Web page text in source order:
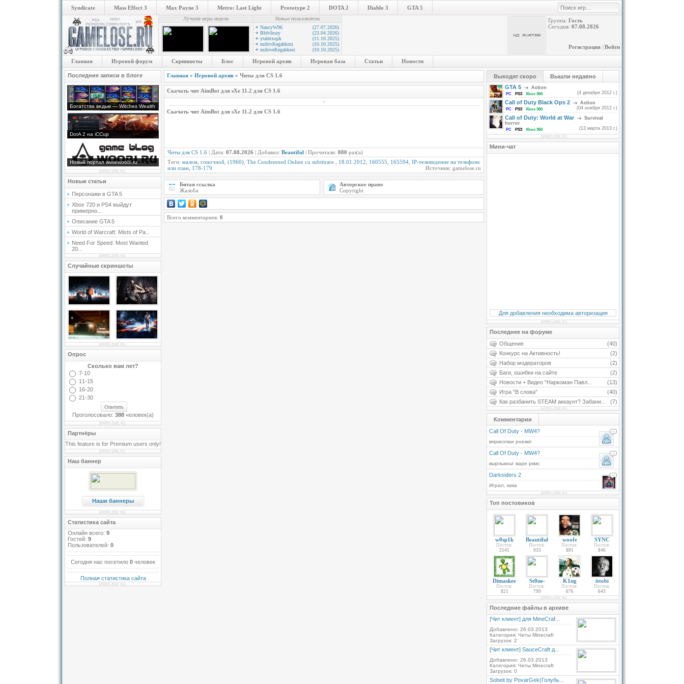
Syndicate Mass Effect 3 Max Payne 3 Metro: Last Light Prototype 2 DOTA 2 Diablo 3 GTA 5
Лучшие игры недели
Новые пользователи
NancyW96
(27.07.2026)
BbfvIrozy
(23.04.2026)
ytaletxopk
(11.10.2025)
mdrivKegabkrni
(10.10.2025)
mdriveKegabkrni
(10.10.2025)
Группа: Гость
Сегодня: 07.08.2026
Войти
|
Регистрация
Главная Игровой форум Скриншоты Блог Игровой архив Игровая база Статьи Новости
Последние записи в блоге
Богатства ведьм — Witches Wealth
DotA 2 на iCCup
Новый портал www.woobi.ru
Новые статьи
Персонажи в GTA 5
Xbox 720 и PS4 выйдут
примерно...
Описание GTA 5
World of Warcraft: Mists of Pa...
Need For Speed: Most Wanted
20...
Случайные скриншоты
Опрос
Сколько вам лет?
7-10
11-15
16-20
21-30
Проголосовало: 388 человек(а)
Партнёры
This feature is for Premium users only!
Наш баннер
Наши баннеры
Статистика сайта
Онлайн всего: 9
Гостей: 9
Пользователей: 0
Сегодня нас посетило 0 человек
Полная статистика сайта
Главная » Игровой архив » Читы для CS 1.6
Скачать чит AimBot для sXe 11.2 для CS 1.6
Скачать чит AimBot для sXe 11.2 для CS 1.6
Читы для CS 1.6 | Дата: 07.08.2026 | Добавил: Beautiful | Прочитали: 880 раз(а)
Теги: малом гоночной (1960) The Condemned Online cu subtitrare 18.01.2012 160555 165594 IP-телевидение на телефоне
или план 178-179 Источник: gamelose.ru
Битая ссылка
Жалоба
Авторское право
Copyright
Всего комментариев: 0
Выходят скоро
Вышли недавно
GTA 5
Action
(4 декабря 2012 г.)
PC PS3 Xbox 360
Call of Duty Black Ops 2
Action
(04 ноября 2012 г.)
PC PS3 Xbox 360
Call of Duty: World at War
Survival
horror
(13 марта 2013 г.)
PC PS3 Xbox 360
Мини-чат
Для добавления необходима авторизация
Последнее на форуме
(40)
Общение
(2)
Конкурс на Активность!
(2)
Набор модераторов
(2)
Баги, ошибки на сайте
(13)
Новости + Видео "Наркоман Павл...
(40)
Игра "В слова"
(7)
Как разбанить STEAM аккаунт? Забани...
Комментарии
Call Of Duty - MW4?
впркеопаи рнеккп
Call Of Duty - MW4?
вырпыкоьт варе ркмс
Darksiders 2
Играл, кака
Топ постовиков
w0sp1k
Постов:
2545
Beautiful
Постов:
933
woofe
Постов:
881
SYNC
Постов:
840
Dimaskee
Постов:
821
St0ne-
Постов:
799
K1ng
Постов:
676
ittobi
Постов:
643
Последние файлы в архиве
[Чит клиент] для MineCraf...
Добавлено: 26.03.2013
Категория: Читы Minecraft
Загрузок: 2
[Чит клиент] SauceCraft д...
Добавлено: 26.03.2013
Категория: Читы Minecraft
Загрузок: 0
Sobeit by PovarGek(Голубь...